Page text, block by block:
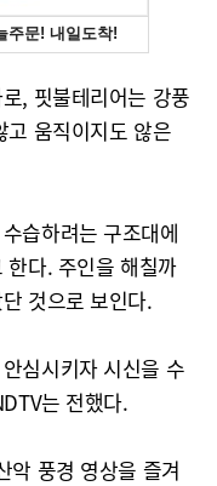
, 핏불테리어는 강풍
움직이지도 않은
습하려는 구조대에
한다. 주인을 해칠까
것으로 보인다.
심시키자 시신을 수
는 전했다.
악 풍경 영상을 즐겨